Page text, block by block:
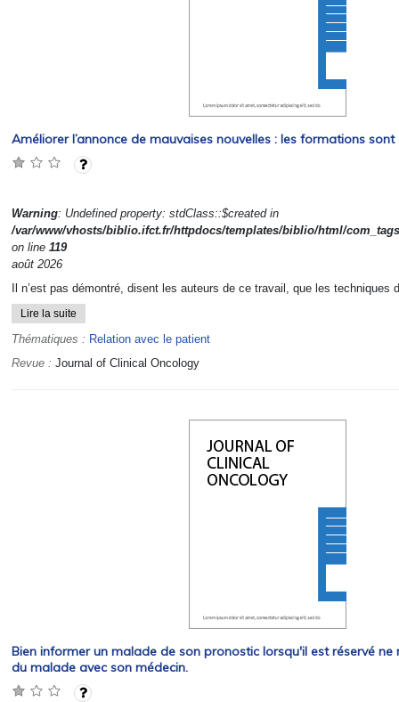
Améliorer l’annonce de mauvaises nouvelles : les formations sont
Warning: Undefined property: stdClass::$created in
/var/www/vhosts/biblio.ifct.fr/httpdocs/templates/biblio/html/
on line 119
août 2026
Il n’est pas démontré, disent les auteurs de ce travail, que les techniques
Lire la suite
Thématiques : Relation avec le patient
Revue : Journal of Clinical Oncology
Bien informer un malade de son pronostic lorsqu'il est réservé
du malade avec son médecin.